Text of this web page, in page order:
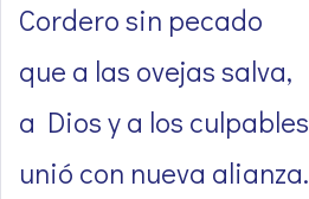
Cordero sin pecado
que a las ovejas salva,
a Dios y a los culpables
unió con nueva alianza.